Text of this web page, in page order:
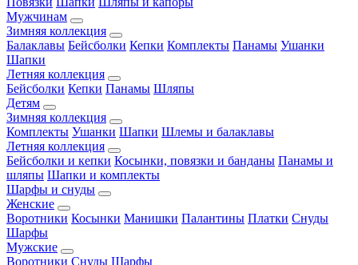
Мужчинам
Зимняя коллекция
Балаклавы Бейсболки Кепки Комплекты Панамы Ушанки
Шапки
Летняя коллекция
Бейсболки Кепки Панамы Шляпы
Детям
Зимняя коллекция
Комплекты Ушанки Шапки Шлемы и балаклавы
Летняя коллекция
Бейсболки и кепки Косынки, повязки и банданы Панамы и
шляпы Шапки и комплекты
Шарфы и снуды
Женские
Воротники Косынки Манишки Палантины Платки Снуды
Шарфы
Мужские
Воротники Снуды Шарфы